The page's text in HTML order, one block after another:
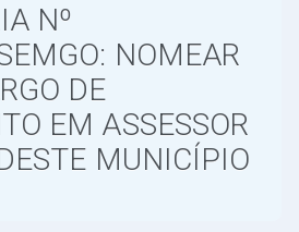
Nº
NOMEAR
DE
EM ASSESSOR
MUNICÍPIO